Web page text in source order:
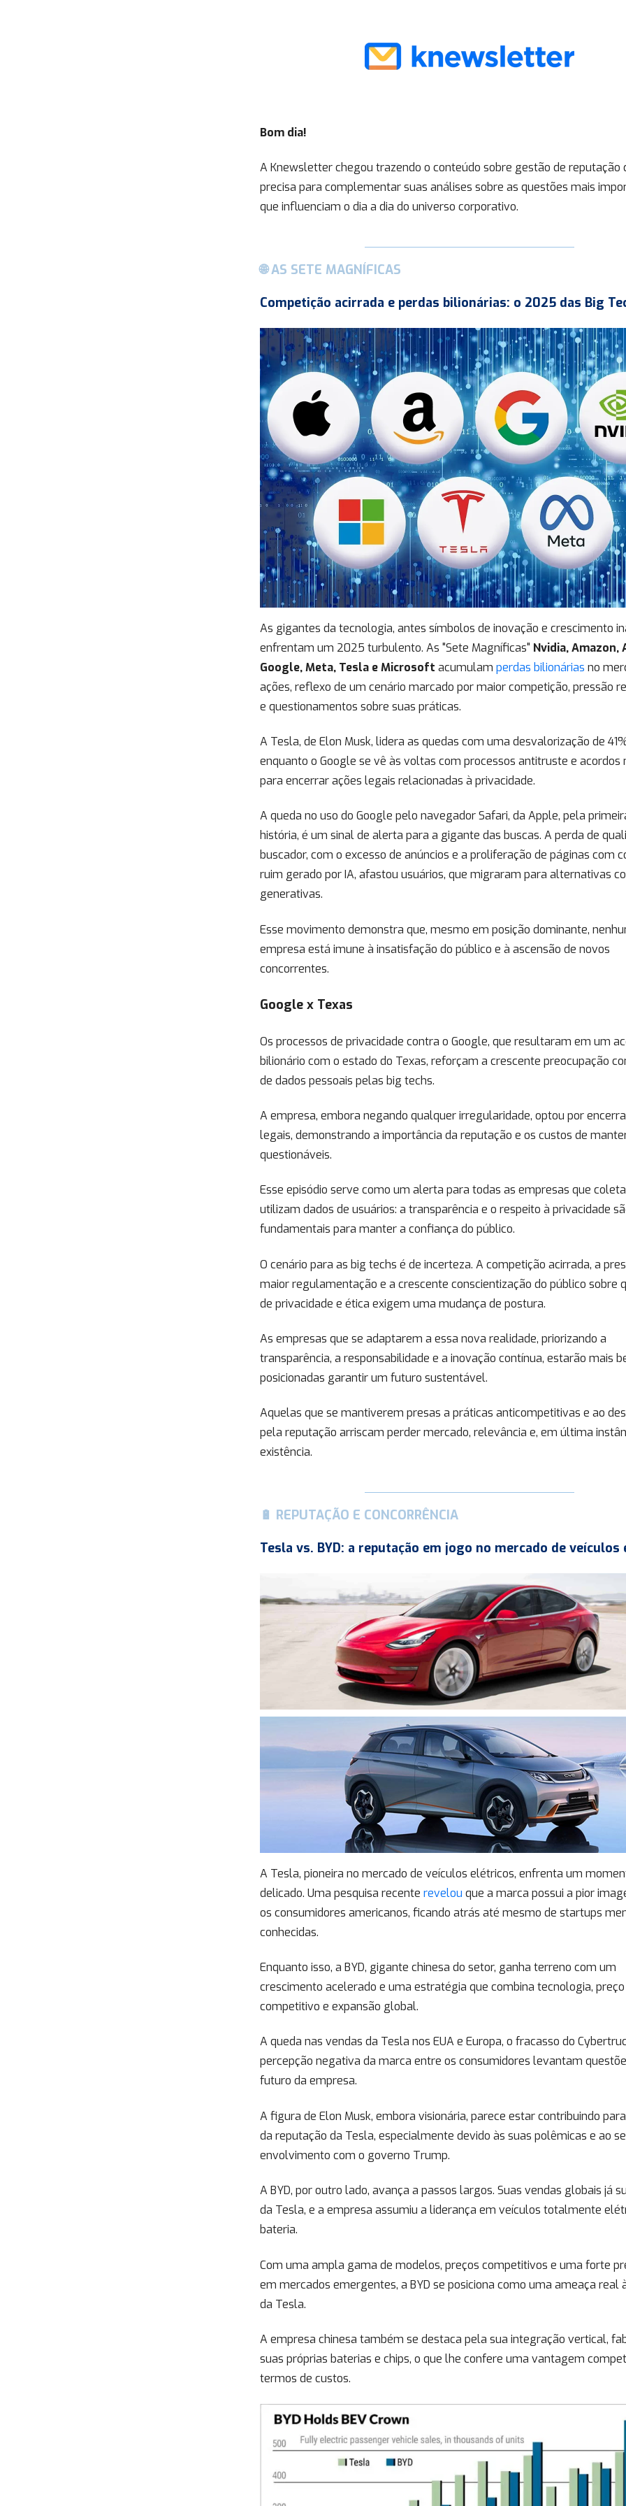
Bom dia!
A Knewsletter chegou trazendo o conteúdo sobre gestão de reputação
precisa para complementar suas análises sobre as questões mais
que influenciam o dia a dia do universo corporativo.
🌐 AS SETE MAGNÍFICAS
Competição acirrada e perdas bilionárias: o 2025 das Big
As gigantes da tecnologia, antes símbolos de inovação e crescimento
enfrentam um 2025 turbulento. As "Sete Magníficas" Nvidia, Amazon,
Google, Meta, Tesla e Microsoft acumulam perdas bilionárias no
ações, reflexo de um cenário marcado por maior competição, pressão
e questionamentos sobre suas práticas.
A Tesla, de Elon Musk, lidera as quedas com uma desvalorização de
enquanto o Google se vê às voltas com processos antitruste e acordos
para encerrar ações legais relacionadas à privacidade.
A queda no uso do Google pelo navegador Safari, da Apple, pela
história, é um sinal de alerta para a gigante das buscas. A perda de
buscador, com o excesso de anúncios e a proliferação de páginas com
ruim gerado por IA, afastou usuários, que migraram para alternativas
generativas.
Esse movimento demonstra que, mesmo em posição dominante,
empresa está imune à insatisfação do público e à ascensão de novos
concorrentes.
Google x Texas
Os processos de privacidade contra o Google, que resultaram em um
bilionário com o estado do Texas, reforçam a crescente preocupação
de dados pessoais pelas big techs.
A empresa, embora negando qualquer irregularidade, optou por
legais, demonstrando a importância da reputação e os custos de
questionáveis.
Esse episódio serve como um alerta para todas as empresas que
utilizam dados de usuários: a transparência e o respeito à privacidade
fundamentais para manter a confiança do público.
O cenário para as big techs é de incerteza. A competição acirrada, a
maior regulamentação e a crescente conscientização do público sobre
de privacidade e ética exigem uma mudança de postura.
As empresas que se adaptarem a essa nova realidade, priorizando a
transparência, a responsabilidade e a inovação contínua, estarão mais
posicionadas garantir um futuro sustentável.
Aquelas que se mantiverem presas a práticas anticompetitivas e ao
pela reputação arriscam perder mercado, relevância e, em última
existência.
🔋 REPUTAÇÃO E CONCORRÊNCIA
Tesla vs. BYD: a reputação em jogo no mercado de
A Tesla, pioneira no mercado de veículos elétricos, enfrenta um
delicado. Uma pesquisa recente revelou que a marca possui a pior
os consumidores americanos, ficando atrás até mesmo de startups
conhecidas.
Enquanto isso, a BYD, gigante chinesa do setor, ganha terreno com um
crescimento acelerado e uma estratégia que combina tecnologia, preço
competitivo e expansão global.
A queda nas vendas da Tesla nos EUA e Europa, o fracasso do
percepção negativa da marca entre os consumidores levantam
futuro da empresa.
A figura de Elon Musk, embora visionária, parece estar contribuindo
da reputação da Tesla, especialmente devido às suas polêmicas e ao
envolvimento com o governo Trump.
A BYD, por outro lado, avança a passos largos. Suas vendas globais já
da Tesla, e a empresa assumiu a liderança em veículos totalmente
bateria.
Com uma ampla gama de modelos, preços competitivos e uma forte
em mercados emergentes, a BYD se posiciona como uma ameaça real
da Tesla.
A empresa chinesa também se destaca pela sua integração vertical,
suas próprias baterias e chips, o que lhe confere uma vantagem
termos de custos.